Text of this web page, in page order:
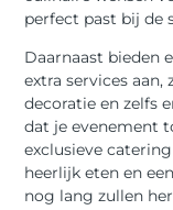
perfect past bij de
Daarnaast bieden
extra services aan,
decoratie en zelfs
dat je evenement
exclusieve
heerlijk eten en
nog lang zullen